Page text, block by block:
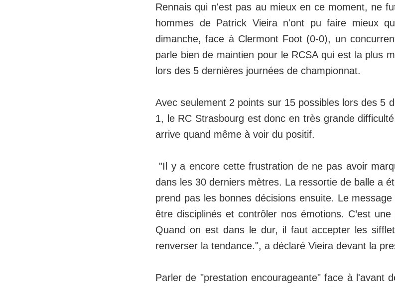
Rennais qui n'est pas au mieux en ce moment, ne
hommes de Patrick Vieira n'ont pu faire mieux
dimanche, face à Clermont Foot (0-0), un
parle bien de maintien pour le RCSA qui est la plus
lors des 5 dernières journées de championnat.
Avec seulement 2 points sur 15 possibles lors des 5
1, le RC Strasbourg est donc en très grande
arrive quand même à voir du positif.
"Il y a encore cette frustration de ne pas avoir
dans les 30 derniers mètres. La ressortie de balle a
prend pas les bonnes décisions ensuite. Le
être disciplinés et contrôler nos émotions. C’est
Quand on est dans le dur, il faut accepter les
renverser la tendance.", a déclaré Vieira devant la
Parler de "prestation encourageante" face à l'avant